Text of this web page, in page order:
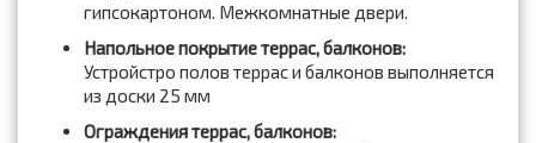
гипсокартоном. Межкомнатные двери.
Напольное покрытие террас, балконов:
Устройстро полов террас и балконов выполняется
из доски 25 мм
Ограждения террас, балконов: